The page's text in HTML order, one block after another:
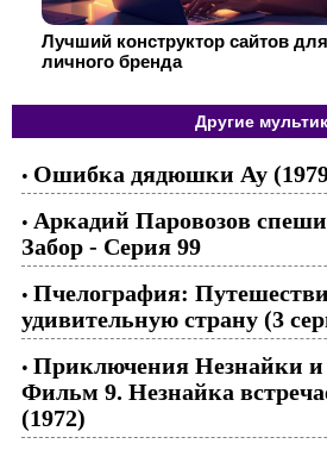
Лучший конструктор сайтов
личного бренда
Другие
• Ошибка дядюшки Ау
• Аркадий Паровозов
Забор - Серия 99
• Пчелография:
удивительную страну (3
• Приключения Незнайки и
Фильм 9. Незнайка
(1972)